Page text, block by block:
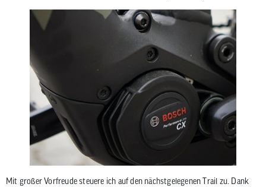
Mit großer Vorfreude steuere ich auf den nächstgelegenen Trail zu. Dank